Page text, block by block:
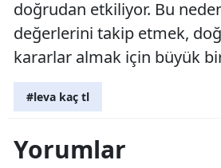
doğrudan etkiliyor. Bu
değerlerini takip etmek,
kararlar almak için büyük
#leva kaç tl
Yorumlar